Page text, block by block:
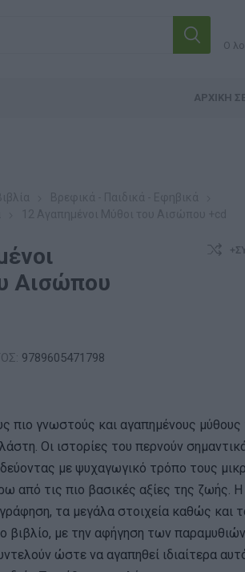
Ο
ΑΡΧΙΚΉ
Αισώπου
9789605471798
πιο γνωστούς και αγαπημένους μύθους
Οι ιστορίες του περνούν
με ψυχαγωγικό τρόπο τους
από τις πιο βασικές αξίες της ζωής. Η
τα μεγάλα στοιχεία καθώς και
βιβλίο, με την αφήγηση των
ώστε να αγαπηθεί ιδιαίτερα